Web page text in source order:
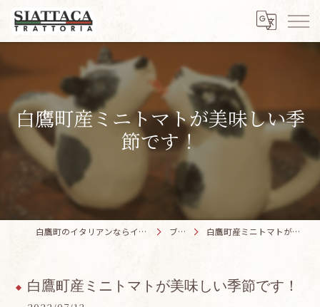
白鷹町産ミニトマトが美味しい季
節です！
白鷹町のイタリアンならイタリア料理 SIATTACA ブログ 白鷹町産ミニトマトが美味しい季節です！
白鷹町産ミニトマトが美味しい季節です！